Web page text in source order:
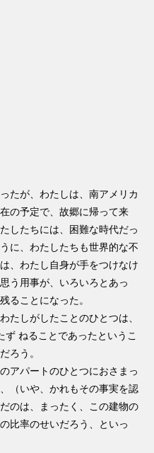
が、わたしは、南アメリカ
の予定で、故郷に帰って来
したちには、困難な時代だっ
に、わたしたちも世界的な不
、わたし自身が手をつけなけ
う用事が、いろいろとあっ
ることになった。
しがしたことのひとつは、
ず ねることであったというこ
ろう。
パートのひとつにおさまっ
（いや、かれもその事実を認
のは、まったく、この建物の
比率のせいだろう、といっ